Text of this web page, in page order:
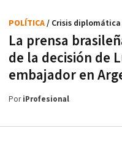
La prensa
de la decisión de
embajador en
POLÍTICA/ Crisis diplomática
PoriProfesional